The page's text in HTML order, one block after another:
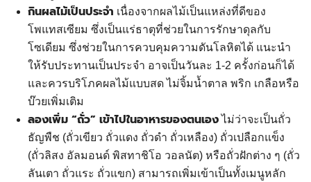
กินผลไม้เป็นประจำ เนื่องจากผลไม้เป็นแหล่งที่ดีของ
โพแทสเซียม ซึ่งเป็นแร่ธาตุที่ช่วยในการรักษาดุลกับ
โซเดียม ซึ่งช่วยในการควบคุมความดันโลหิตได้ แนะนำ
ให้รับประทานเป็นประจำ อาจเป็นวันละ 1-2 ครั้งก่อนก็ได้
และควรบริโภคผลไม้แบบสด ไม่จิ้มน้ำตาล พริก เกลือหรือ
บ๊วยเพิ่มเติม
ลองเพิ่ม “ถั่ว” เข้าไปในอาหารของตนเองไม่ว่าจะเป็นถั่ว
ธัญพืช (ถั่วเขียว ถั่วแดง ถั่วดำ ถั่วเหลือง) ถั่วเปลือกแข็ง
(ถั่วลิสง อัลมอนด์ พิสทาชิโอ วอลนัต) หรือถั่วฝักต่าง ๆ (ถั่ว
ลันเตา ถั่วแระ ถั่วแขก) สามารถเพิ่มเข้าเป็นทั้งเมนูหลัก